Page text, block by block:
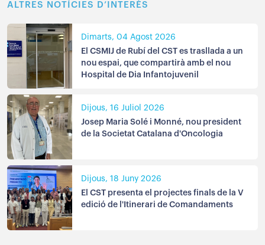
ALTRES NOTÍCIES D’INTERÈS
Dimarts, 04 Agost 2026
El CSMIJ de Rubí del CST es trasllada a un
nou espai, que compartirà amb el nou
Hospital de Dia Infantojuvenil
Dijous, 16 Juliol 2026
Josep Maria Solé i Monné, nou president
de la Societat Catalana d'Oncologia
Dijous, 18 Juny 2026
El CST presenta el projectes finals de la V
edició de l'Itinerari de Comandaments